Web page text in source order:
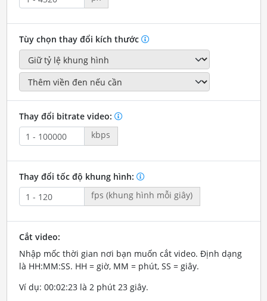
Tùy chọn thay đổi kích thước
Thay đổi bitrate video:
kbps
Thay đổi tốc độ khung hình:
fps (khung hình mỗi giây)
Cắt video:
Nhập mốc thời gian nơi bạn muốn cắt video. Định dạng
là HH:MM:SS. HH = giờ, MM = phút, SS = giây.
Ví dụ: 00:02:23 là 2 phút 23 giây.